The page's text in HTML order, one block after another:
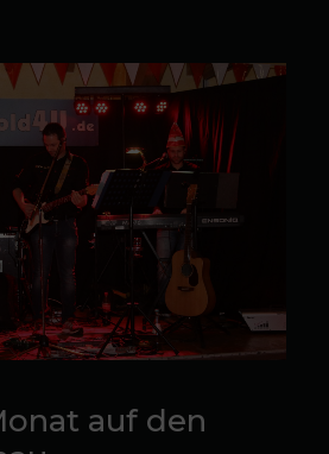
auf den